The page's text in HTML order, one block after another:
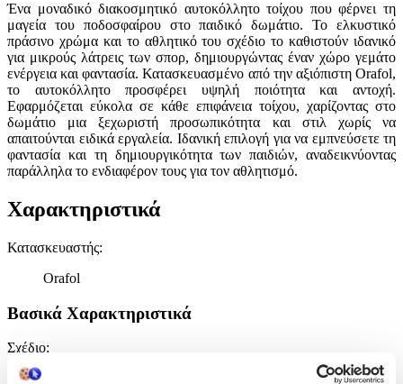
Ένα μοναδικό διακοσμητικό αυτοκόλλητο τοίχου που φέρνει τη
μαγεία του ποδοσφαίρου στο παιδικό δωμάτιο. Το ελκυστικό
πράσινο χρώμα και το αθλητικό του σχέδιο το καθιστούν ιδανικό
για μικρούς λάτρεις των σπορ, δημιουργώντας έναν χώρο γεμάτο
ενέργεια και φαντασία. Κατασκευασμένο από την αξιόπιστη Orafol,
το αυτοκόλλητο προσφέρει υψηλή ποιότητα και αντοχή.
Εφαρμόζεται εύκολα σε κάθε επιφάνεια τοίχου, χαρίζοντας στο
δωμάτιο μια ξεχωριστή προσωπικότητα και στιλ χωρίς να
απαιτούνται ειδικά εργαλεία. Ιδανική επιλογή για να εμπνεύσετε τη
φαντασία και τη δημιουργικότητα των παιδιών, αναδεικνύοντας
παράλληλα το ενδιαφέρον τους για τον αθλητισμό.
Χαρακτηριστικά
Κατασκευαστής:
Orafol
Βασικά Χαρακτηριστικά
Σχέδιο: